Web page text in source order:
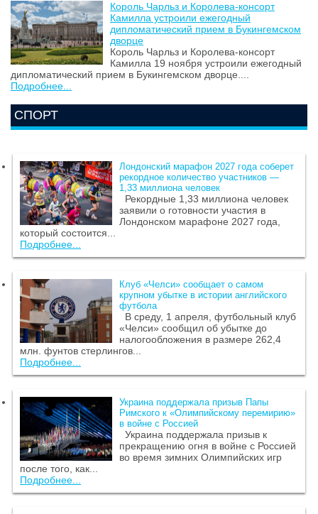
Король Чарльз и Королева-консорт
Камилла устроили ежегодный
дипломатический прием в Букингемском
дворце
Король Чарльз и Королева-консорт
Камилла 19 ноября устроили ежегодный
дипломатический прием в Букингемском дворце....
Подробнее...
СПОРТ
Лондонский марафон 2027 года соберет
рекордное количество участников —
1,33 миллиона человек
Рекордные 1,33 миллиона человек
заявили о готовности участия в
Лондонском марафоне 2027 года,
который состоится...
Подробнее...
Клуб «Челси» сообщает о самом
крупном убытке в истории английского
футбола
В среду, 1 апреля, футбольный клуб
«Челси» сообщил об убытке до
налогообложения в размере 262,4
млн. фунтов стерлингов...
Подробнее...
Украина поддержала призыв Папы
Римского к «Олимпийскому перемирию»
в войне с Россией
Украина поддержала призыв к
прекращению огня в войне с Россией
во время зимних Олимпийских игр
после того, как...
Подробнее...